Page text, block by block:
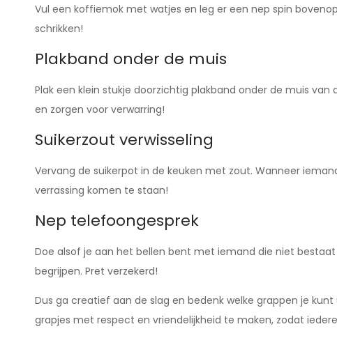
Vul een koffiemok met watjes en leg er een nep spin
schrikken!
Plakband onder de muis
Plak een klein stukje doorzichtig plakband onder de muis
en zorgen voor verwarring!
Suikerzout verwisseling
Vervang de suikerpot in de keuken met zout. Wanneer
verrassing komen te staan!
Nep telefoongesprek
Doe alsof je aan het bellen bent met iemand die niet
begrijpen. Pret verzekerd!
Dus ga creatief aan de slag en bedenk welke grappen je
grapjes met respect en vriendelijkheid te maken, zodat